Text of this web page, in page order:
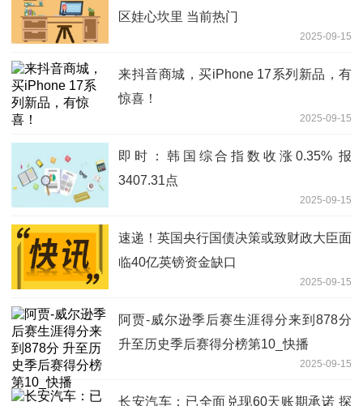
区娃心坎里 当前热门
2025-09-15
来抖音商城，买iPhone 17系列新品，有
惊喜！
2025-09-15
即时：韩国综合指数收涨0.35% 报
3407.31点
2025-09-15
速递！英国央行国债决策或致财政大臣面
临40亿英镑资金缺口
2025-09-15
阿贾-威尔逊季后赛生涯得分来到878分
升至历史季后赛得分榜第10_快播
2025-09-15
长安汽车：已全面兑现60天账期承诺 探